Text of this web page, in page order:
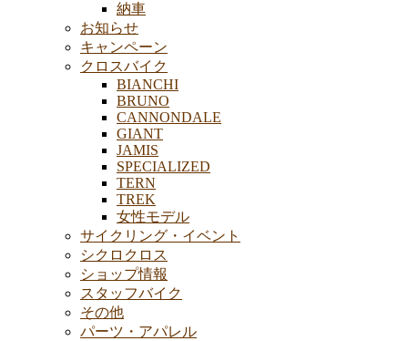
納車
お知らせ
キャンペーン
クロスバイク
BIANCHI
BRUNO
CANNONDALE
GIANT
JAMIS
SPECIALIZED
TERN
TREK
女性モデル
サイクリング・イベント
シクロクロス
ショップ情報
スタッフバイク
その他
パーツ・アパレル